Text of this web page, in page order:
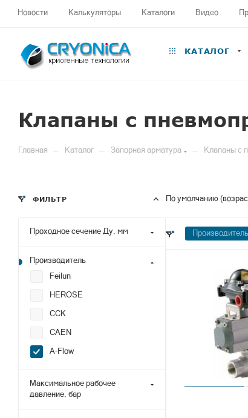
Новости Калькуляторы Каталоги Видео
КАТАЛОГ
Клапаны с
Главная — Каталог — Запорная арматура — Клапаны с
По умолчанию
ФИЛЬТР
Проходное сечение Ду, мм
Производитель
Feilun
HEROSE
CCK
CAEN
A-Flow
Максимальное рабочее
давление, бар